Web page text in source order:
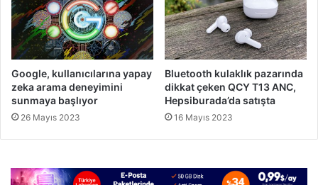
Google, kullanıcılarına yapay
zeka arama deneyimini
sunmaya başlıyor
26 Mayıs 2023
Bluetooth kulaklık pazarında
dikkat çeken QCY T13 ANC,
Hepsiburada’da satışta
16 Mayıs 2023